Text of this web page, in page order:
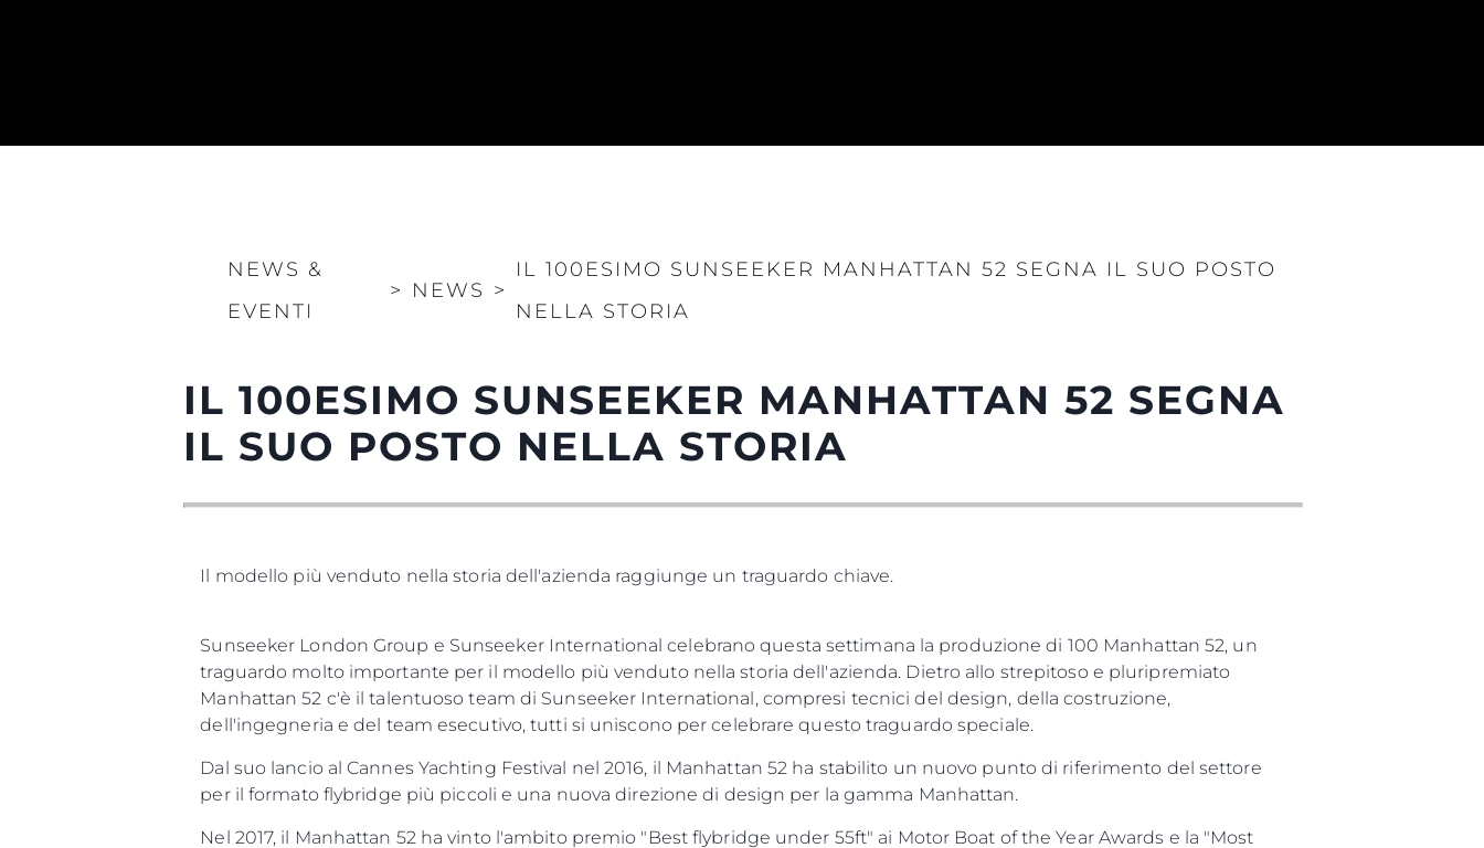
NEWS &
EVENTI
> NEWS >
IL 100ESIMO SUNSEEKER MANHATTAN 52 SEGNA IL SUO POSTO
NELLA STORIA
IL 100ESIMO SUNSEEKER MANHATTAN 52 SEGNA
IL SUO POSTO NELLA STORIA
Il modello più venduto nella storia dell'azienda raggiunge un traguardo chiave.
Sunseeker London Group e Sunseeker International celebrano questa settimana la produzione di 100 Manhattan 52, un
traguardo molto importante per il modello più venduto nella storia dell'azienda. Dietro allo strepitoso e pluripremiato
Manhattan 52 c'è il talentuoso team di Sunseeker International, compresi tecnici del design, della costruzione,
dell'ingegneria e del team esecutivo, tutti si uniscono per celebrare questo traguardo speciale.
Dal suo lancio al Cannes Yachting Festival nel 2016, il Manhattan 52 ha stabilito un nuovo punto di riferimento del settore
per il formato flybridge più piccoli e una nuova direzione di design per la gamma Manhattan.
Nel 2017, il Manhattan 52 ha vinto l'ambito premio "Best flybridge under 55ft" ai Motor Boat of the Year Awards e la "Most